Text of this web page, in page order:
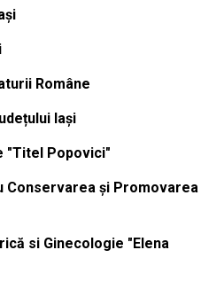
Române
Iași
"Titel Popovici"
Conservarea și Promovarea
si Ginecologie "Elena